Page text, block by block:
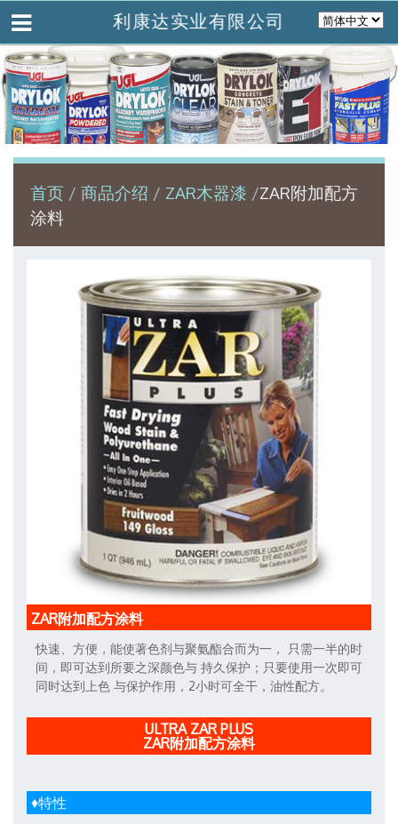
利康达实业有限公司
首页 商品介绍 ZAR木器漆
ZAR附加配方
涂料
ZAR附加配方涂料
快速、方便，能使著色剂与聚氨酯合而为一， 只需一半的时
间，即可达到所要之深颜色与 持久保护；只要使用一次即可
同时达到上色 与保护作用，2小时可全干，油性配方。
ULTRA ZAR PLUS
ZAR附加配方涂料
♦特性